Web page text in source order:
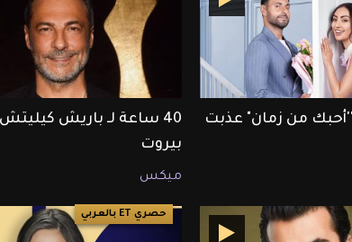
من زمان" عذبت
40 ساعة لـ باريش
بيروت
ميكس
حصري ET بالعربي